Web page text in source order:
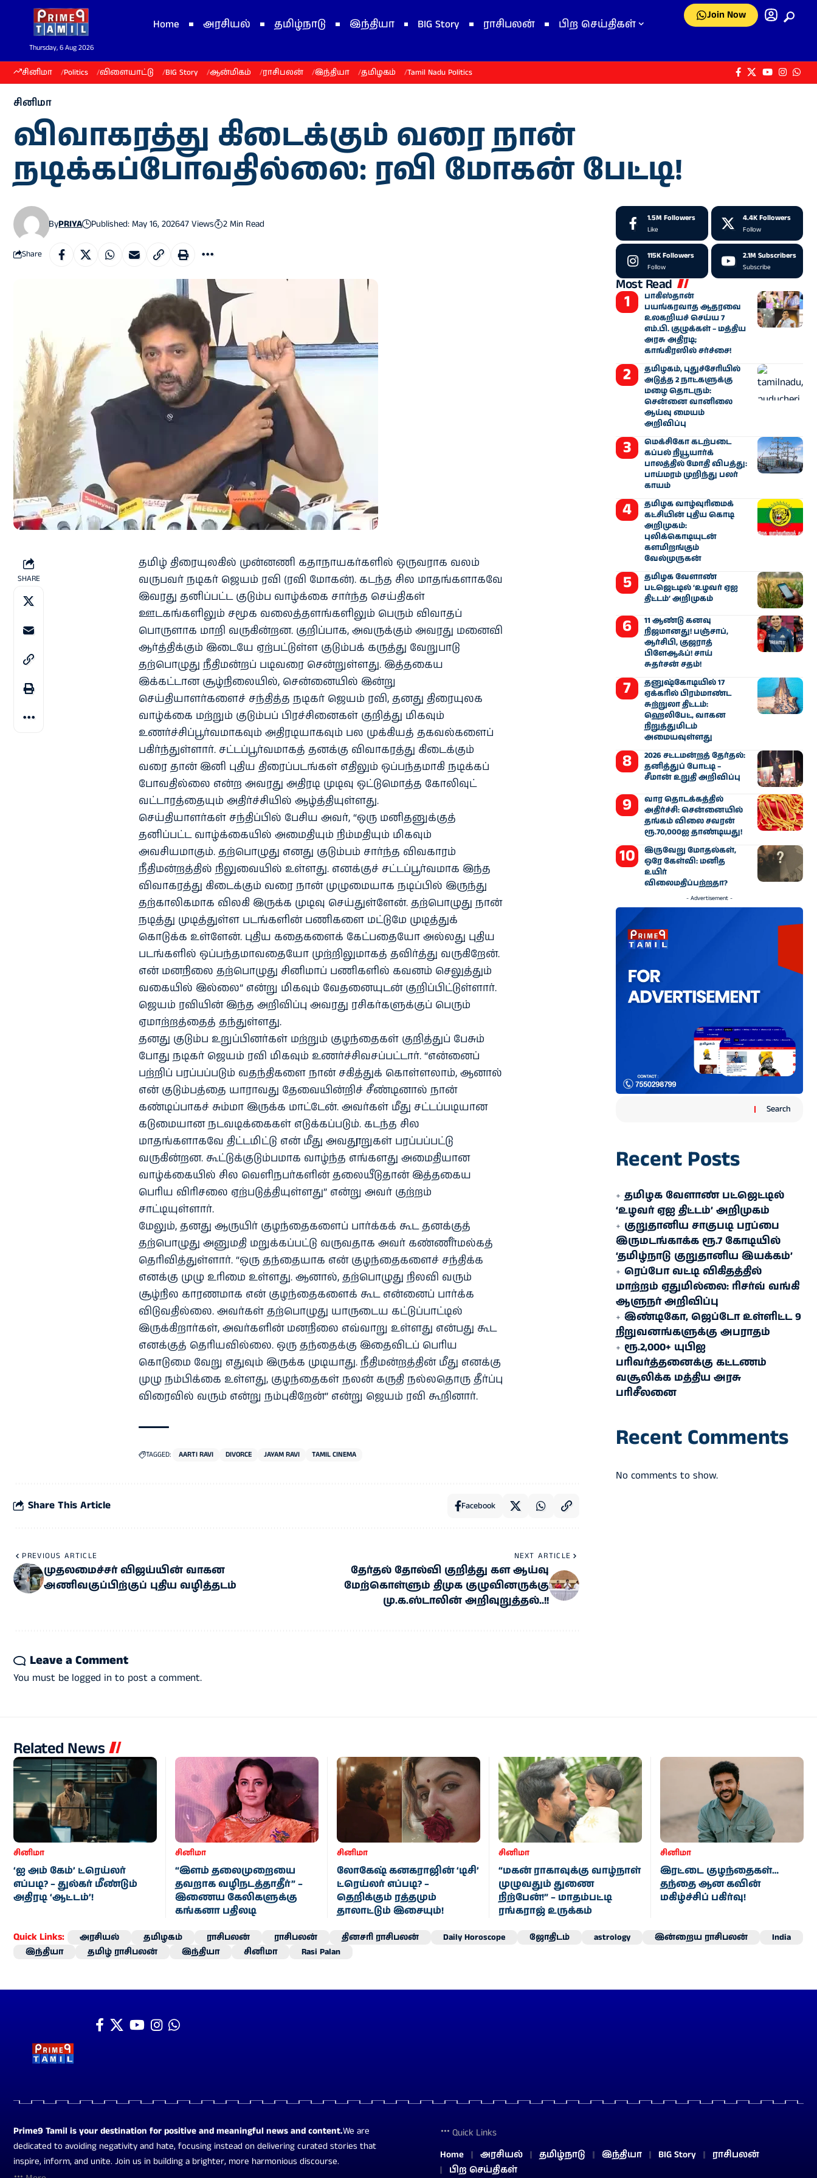
Thursday, 6 Aug 2026
Home அரசியல் தமிழ்நாடு இந்தியா BIG Story ராசிபலன் பிற செய்திகள்
Join Now
சினிமா Politics விளையாட்டு BIG Story ஆன்மிகம் ராசிபலன் இந்தியா தமிழகம் Tamil Nadu Politics
சினிமா
விவாகரத்து கிடைக்கும் வரை நான்
நடிக்கப்போவதில்லை: ரவி மோகன் பேட்டி!
ByPRIYA Published: May 16, 202647 Views 2 Min Read
Share
SHARE
தமிழ் திரையுலகில் முன்னணி கதாநாயகர்களில் ஒருவராக வலம்
வருபவர் நடிகர் ஜெயம் ரவி (ரவி மோகன்). கடந்த சில மாதங்களாகவே
இவரது தனிப்பட்ட குடும்ப வாழ்க்கை சார்ந்த செய்திகள்
ஊடகங்களிலும் சமூக வலைத்தளங்களிலும் பெரும் விவாதப்
பொருளாக மாறி வருகின்றன. குறிப்பாக, அவருக்கும் அவரது மனைவி
ஆர்த்திக்கும் இடையே ஏற்பட்டுள்ள குடும்பக் கருத்து வேறுபாடு
தற்பொழுது நீதிமன்றப் படிவரை சென்றுள்ளது. இத்தகைய
இக்கட்டான சூழ்நிலையில், சென்னையில் இன்று
செய்தியாளர்களைச் சந்தித்த நடிகர் ஜெயம் ரவி, தனது திரையுலக
வாழ்க்கை மற்றும் குடும்பப் பிரச்சினைகள் குறித்து மிகவும்
உணர்ச்சிப்பூர்வமாகவும் அதிரடியாகவும் பல முக்கியத் தகவல்களைப்
பகிர்ந்துள்ளார். சட்டப்பூர்வமாகத் தனக்கு விவாகரத்து கிடைக்கும்
வரை தான் இனி புதிய திரைப்படங்கள் எதிலும் ஒப்பந்தமாகி நடிக்கப்
போவதில்லை என்ற அவரது அதிரடி முடிவு ஒட்டுமொத்த கோலிவுட்
வட்டாரத்தையும் அதிர்ச்சியில் ஆழ்த்தியுள்ளது.
செய்தியாளர்கள் சந்திப்பில் பேசிய அவர், “ஒரு மனிதனுக்குத்
தனிப்பட்ட வாழ்க்கையில் அமைதியும் நிம்மதியும் மிகவும்
அவசியமாகும். தற்பொழுது எனது குடும்பம் சார்ந்த விவகாரம்
நீதிமன்றத்தில் நிலுவையில் உள்ளது. எனக்குச் சட்டப்பூர்வமாக இந்த
விவாகரத்து கிடைக்கும் வரை நான் முழுமையாக நடிப்பில் இருந்து
தற்காலிகமாக விலகி இருக்க முடிவு செய்துள்ளேன். தற்பொழுது நான்
நடித்து முடித்துள்ள படங்களின் பணிகளை மட்டுமே முடித்துக்
கொடுக்க உள்ளேன். புதிய கதைகளைக் கேட்பதையோ அல்லது புதிய
படங்களில் ஒப்பந்தமாவதையோ முற்றிலுமாகத் தவிர்த்து வருகிறேன்.
என் மனநிலை தற்பொழுது சினிமாப் பணிகளில் கவனம் செலுத்தும்
வகையில் இல்லை” என்று மிகவும் வேதனையுடன் குறிப்பிட்டுள்ளார்.
ஜெயம் ரவியின் இந்த அறிவிப்பு அவரது ரசிகர்களுக்குப் பெரும்
ஏமாற்றத்தைத் தந்துள்ளது.
தனது குடும்ப உறுப்பினர்கள் மற்றும் குழந்தைகள் குறித்துப் பேசும்
போது நடிகர் ஜெயம் ரவி மிகவும் உணர்ச்சிவசப்பட்டார். “என்னைப்
பற்றிப் பரப்பப்படும் வதந்திகளை நான் சகித்துக் கொள்ளலாம், ஆனால்
என் குடும்பத்தை யாராவது தேவையின்றிச் சீண்டினால் நான்
கண்டிப்பாகச் சும்மா இருக்க மாட்டேன். அவர்கள் மீது சட்டப்படியான
கடுமையான நடவடிக்கைகள் எடுக்கப்படும். கடந்த சில
மாதங்களாகவே திட்டமிட்டு என் மீது அவதூறுகள் பரப்பப்பட்டு
வருகின்றன. கூட்டுக்குடும்பமாக வாழ்ந்த எங்களது அமைதியான
வாழ்க்கையில் சில வெளிநபர்களின் தலையீடுதான் இத்தகைய
பெரிய விரிசலை ஏற்படுத்தியுள்ளது” என்று அவர் குற்றம்
சாட்டியுள்ளார்.
மேலும், தனது ஆருயிர் குழந்தைகளைப் பார்க்கக் கூட தனக்குத்
தற்பொழுது அனுமதி மறுக்கப்பட்டு வருவதாக அவர் கண்ணீர்மல்கத்
தெரிவித்துள்ளார். “ஒரு தந்தையாக என் குழந்தைகளைச் சந்திக்க
எனக்கு முழு உரிமை உள்ளது. ஆனால், தற்பொழுது நிலவி வரும்
சூழ்நில காரணமாக என் குழந்தைகளைக் கூட என்னைப் பார்க்க
விடுவதில்லை. அவர்கள் தற்பொழுது யாருடைய கட்டுப்பாட்டில்
இருக்கிறார்கள், அவர்களின் மனநிலை எவ்வாறு உள்ளது என்பது கூட
எனக்குத் தெரியவில்லை. ஒரு தந்தைக்கு இதைவிடப் பெரிய
கொடுமை வேறு எதுவும் இருக்க முடியாது. நீதிமன்றத்தின் மீது எனக்கு
முழு நம்பிக்கை உள்ளது, குழந்தைகள் நலன் கருதி நல்லதொரு தீர்ப்பு
விரைவில் வரும் என்று நம்புகிறேன்” என்று ஜெயம் ரவி கூறினார்.
TAGGED: AARTI RAVI DIVORCE JAYAM RAVI TAMIL CINEMA
Share This Article Facebook
PREVIOUS ARTICLE
முதலமைச்சர் விஜய்யின் வாகன
அணிவகுப்பிற்குப் புதிய வழித்தடம்
NEXT ARTICLE
தேர்தல் தோல்வி குறித்து கள ஆய்வு
மேற்கொள்ளும் திமுக குழுவினருக்கு
மு.க.ஸ்டாலின் அறிவுறுத்தல்..!!
Leave a Comment
You must be logged in to post a comment.
1.5M Followers
Like
4.4K Followers
Follow
115K Followers
Follow
2.1M Subscribers
Subscribe
Most Read
பாகிஸ்தான்
பயங்கரவாத ஆதரவை
உலகறியச் செய்ய 7
எம்.பி. குழுக்கள் – மத்திய
அரசு அதிரடி;
காங்கிரஸில் சர்ச்சை!
தமிழகம், புதுச்சேரியில்
அடுத்த 2 நாட்களுக்கு
மழை தொடரும்:
சென்னை வானிலை
ஆய்வு மையம்
அறிவிப்பு
மெக்சிகோ கடற்படை
கப்பல் நியூயார்க்
பாலத்தில் மோதி விபத்து:
பாய்மரம் முறிந்து பலர்
காயம்
தமிழக வாழ்வுரிமைக்
கட்சியின் புதிய கொடி
அறிமுகம்:
புலிக்கொடியுடன்
களமிறங்கும்
வேல்முருகன்
தமிழக வேளாண்
பட்ஜெட்டில் ‘உழவர் ஏஐ
திட்டம்’ அறிமுகம்
11 ஆண்டு கனவு
நிஜமானது! பஞ்சாப்,
ஆர்சிபி, குஜராத்
பிளேஆஃப்! சாய்
சுதர்சன் சதம்!
தனுஷ்கோடியில் 17
ஏக்கரில் பிரம்மாண்ட
சுற்றுலா திட்டம்:
ஹெலிபேட், வாகன
நிறுத்துமிடம்
அமையவுள்ளது
2026 சட்டமன்றத் தேர்தல்:
தனித்துப் போட்டி –
சீமான் உறுதி அறிவிப்பு
வார தொடக்கத்தில்
அதிர்ச்சி: சென்னையில்
தங்கம் விலை சவரன்
ரூ.70,000ஐ தாண்டியது!
இருவேறு மோதல்கள்,
ஒரே கேள்வி: மனித
உயிர்
விலைமதிப்பற்றதா?
- Advertisement -
Search
Recent Posts
தமிழக வேளாண் பட்ஜெட்டில்
‘உழவர் ஏஐ திட்டம்’ அறிமுகம்
குறுதானிய சாகுபடி பரப்பை
இருமடங்காக்க ரூ.7 கோடியில்
‘தமிழ்நாடு குறுதானிய இயக்கம்’
ரெப்போ வட்டி விகிதத்தில்
மாற்றம் ஏதுமில்லை: ரிசர்வ் வங்கி
ஆளுநர் அறிவிப்பு
இண்டிகோ, ஜெப்டோ உள்ளிட்ட 9
நிறுவனங்களுக்கு அபராதம்
ரூ.2,000+ யுபிஐ
பரிவர்த்தனைக்கு கட்டணம்
வசூலிக்க மத்திய அரசு
பரிசீலனை
Recent Comments
No comments to show.
Related News
சினிமா
‘ஐ அம் கேம்’ ட்ரெய்லர்
எப்படி? – துல்கர் மீண்டும்
அதிரடி ‘ஆட்டம்’!
சினிமா
“இளம் தலைமுறையை
தவறாக வழிநடத்தாதீர்” –
இணைய கேலிகளுக்கு
கங்கனா பதிலடி
சினிமா
லோகேஷ் கனகராஜின் ‘டிசி’
ட்ரெய்லர் எப்படி? –
தெறிக்கும் ரத்தமும்
தாலாட்டும் இசையும்!
சினிமா
“மகன் ராகாவுக்கு வாழ்நாள்
முழுவதும் துணை
நிற்பேன்!” – மாதம்பட்டி
ரங்கராஜ் உருக்கம்
சினிமா
இரட்டை குழந்தைகள்…
தந்தை ஆன கவின்
மகிழ்ச்சிப் பகிர்வு!
Quick Links: அரசியல் தமிழகம் ராசிபலன் ராசிபலன் தினசரி ராசிபலன் Daily Horoscope ஜோதிடம் astrology இன்றைய ராசிபலன்
India
இந்தியா
தமிழ் ராசிபலன் இந்தியா சினிமா Rasi Palan
Prime9 Tamil is your destination for positive and meaningful news and content.We are
dedicated to avoiding negativity and hate, focusing instead on delivering curated stories that
inspire, inform, and unite. Join us in building a brighter, more harmonious discourse.
Quick Links
Home அரசியல் தமிழ்நாடு இந்தியா BIG Story
ராசிபலன்
பிற செய்திகள்